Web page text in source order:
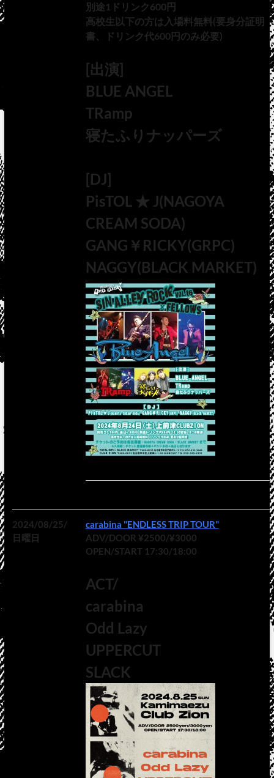
別途1ドリンク600円
高校生以下の方は入場料無料(要身分証明
書、ドリンク代600円のみ必要)
[出演]
BLUE ANGEL
TRamp
寝たふりナッパーズ
[DJ]
PisTOL ★ J(NAGOYA
CREAM SODA)
GANG￥RICKY(GRPC)
NAGGY(BLACK MARKET)
2024/08/25/
日曜日
carabina "ENDLESS TRIP TOUR"
ADV/DOOR ¥2500/¥3000
OPEN/START 17:30/18:00
ACT/
carabina
Odd Lazy
UPPERCUT
SLACK